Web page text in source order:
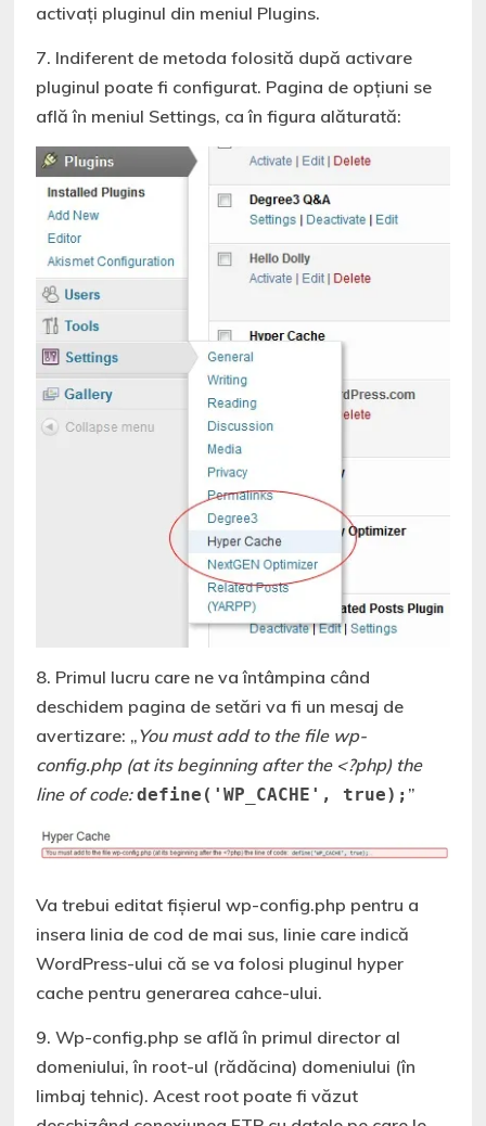
activați pluginul din meniul Plugins.
7. Indiferent de metoda folosită după activare
pluginul poate fi configurat. Pagina de opțiuni se
află în meniul Settings, ca în figura alăturată:
8. Primul lucru care ne va întâmpina când
deschidem pagina de setări va fi un mesaj de
avertizare: „You must add to the file wp-
config.php (at its beginning after the <?php) the
line of code: define('WP_CACHE', true); ”
Va trebui editat fișierul wp-config.php pentru a
insera linia de cod de mai sus, linie care indică
WordPress-ului că se va folosi pluginul hyper
cache pentru generarea cahce-ului.
9. Wp-config.php se află în primul director al
domeniului, în root-ul (rădăcina) domeniului (în
limbaj tehnic). Acest root poate fi văzut